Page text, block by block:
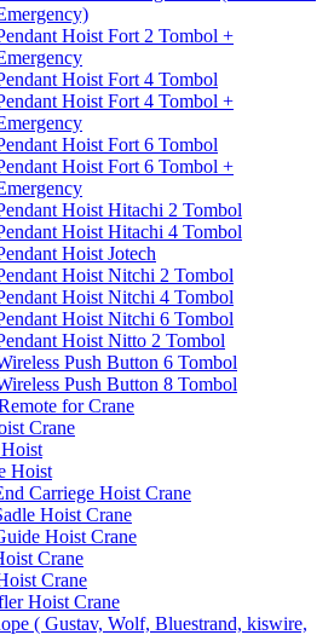
Hoist Fort 2 Tombol +
Hoist Fort 4 Tombol
Hoist Fort 4 Tombol +
Hoist Fort 6 Tombol
Hoist Fort 6 Tombol +
Hoist Hitachi 2 Tombol
Hoist Hitachi 4 Tombol
Hoist Jotech
Hoist Nitchi 2 Tombol
Hoist Nitchi 4 Tombol
Hoist Nitchi 6 Tombol
Hoist Nitto 2 Tombol
Push Button 6 Tombol
Push Button 8 Tombol
for Crane
Crane
Hoist
Carriege Hoist Crane
Hoist Crane
Hoist Crane
Crane
Crane
Hoist Crane
( Gustav, Wolf, Bluestrand, kiswire,